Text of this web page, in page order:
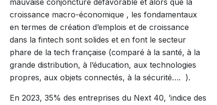
mauvaise conjoncture défavorable et alors que la
croissance macro-économique , les fondamentaux
en termes de création d’emplois et de croissance
dans la fintech sont solides et en font le secteur
phare de la tech française (comparé à la santé, à la
grande distribution, à l’éducation, aux technologies
propres, aux objets connectés, à la sécurité…. ).
En 2023, 35% des entreprises du Next 40, ’indice des